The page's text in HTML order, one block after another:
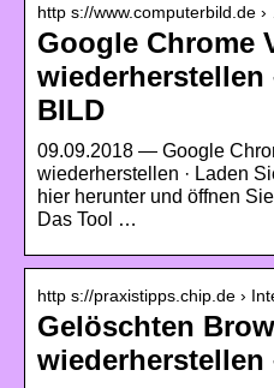
http s://www.computerbild.de
Google Chrome
wiederherstellen
BILD
09.09.2018 — Google
wiederherstellen · Laden
hier herunter und öffnen
Das Tool …
http s://praxistipps.chip.de ›
Gelöschten
wiederherstellen